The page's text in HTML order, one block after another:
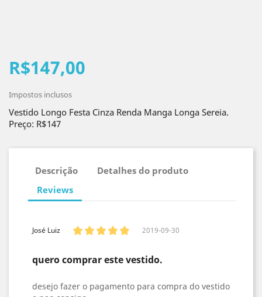
R$147,00
Impostos inclusos
Vestido Longo Festa Cinza Renda Manga Longa Sereia.
Preço: R$147
Descrição
Detalhes do produto
Reviews
José Luiz 2019-09-30
quero comprar este vestido.
desejo fazer o pagamento para compra do vestido